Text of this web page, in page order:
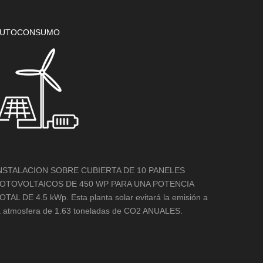
SOBRE CUBIERTA DE 10 PANELES
DE 450 WP PARA UNA POTENCIA
DE 4.5 kWp. Esta planta solar evitará la emisión a
atmosfera de 1.63 toneladas de CO2 ANUALES.